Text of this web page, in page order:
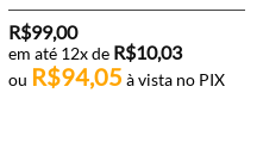
R$99,00
em até 12x de R$10,03
ou R$94,05 à vista no PIX